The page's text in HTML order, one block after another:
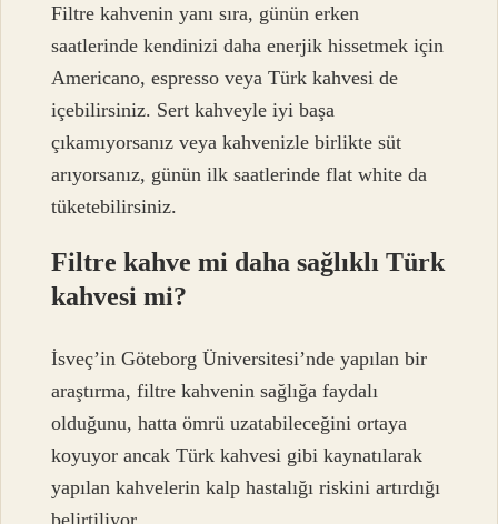
Filtre kahvenin yanı sıra, günün erken
saatlerinde kendinizi daha enerjik hissetmek için
Americano, espresso veya Türk kahvesi de
içebilirsiniz. Sert kahveyle iyi başa
çıkamıyorsanız veya kahvenizle birlikte süt
arıyorsanız, günün ilk saatlerinde flat white da
tüketebilirsiniz.
Filtre kahve mi daha sağlıklı Türk
kahvesi mi?
İsveç’in Göteborg Üniversitesi’nde yapılan bir
araştırma, filtre kahvenin sağlığa faydalı
olduğunu, hatta ömrü uzatabileceğini ortaya
koyuyor ancak Türk kahvesi gibi kaynatılarak
yapılan kahvelerin kalp hastalığı riskini artırdığı